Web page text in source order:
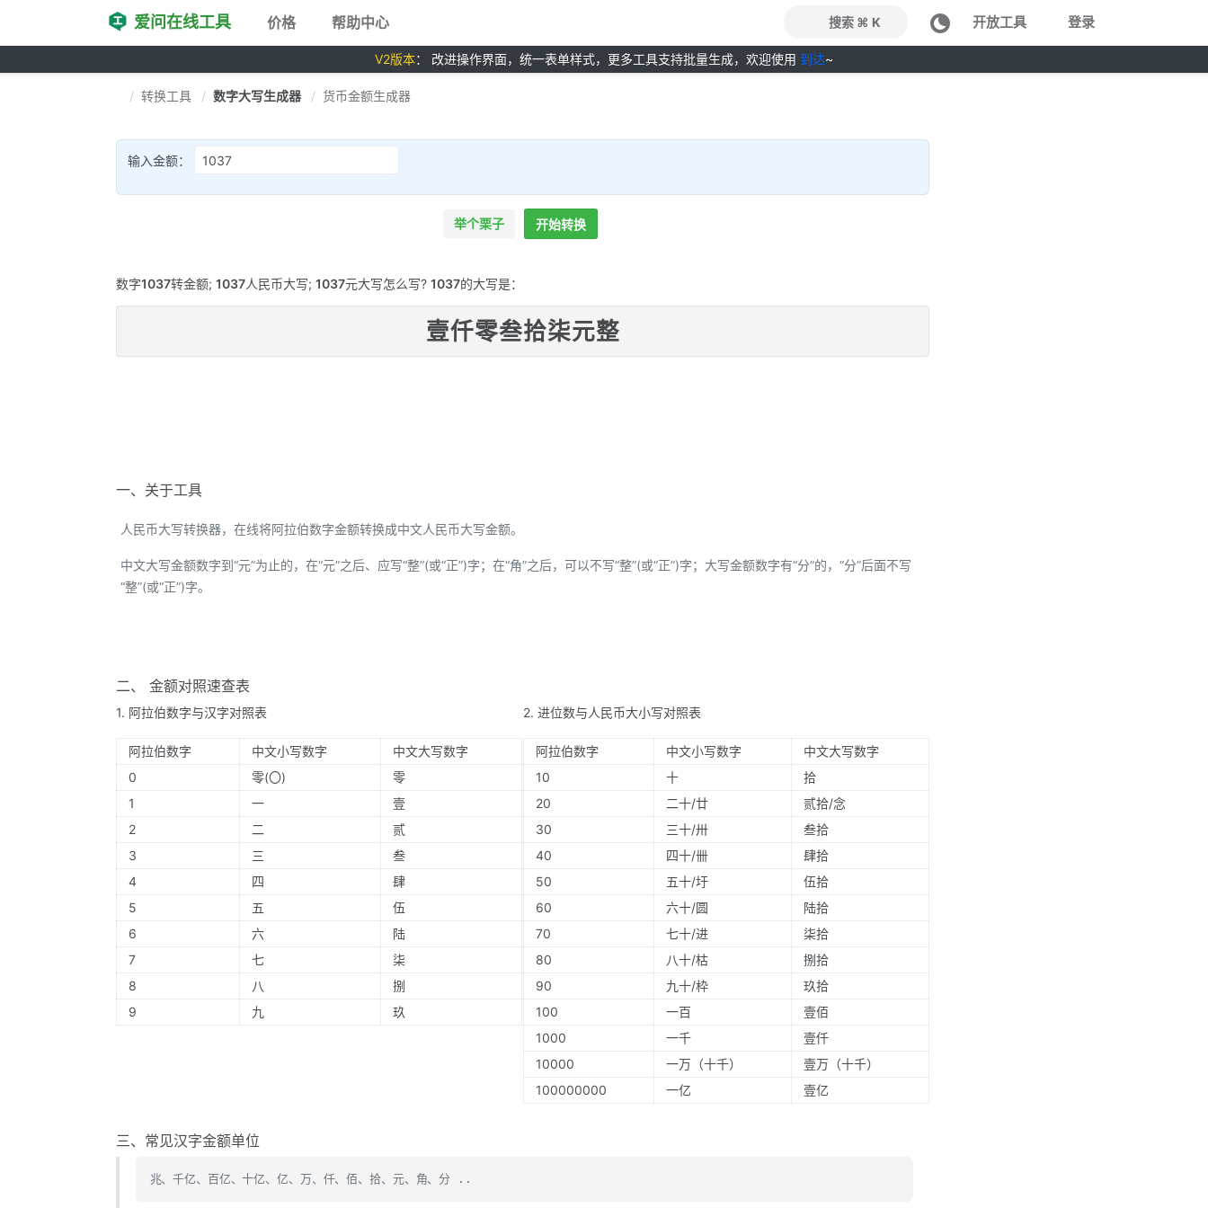
爱问在线工具 价格 帮助中心 搜索 ⌘ K 开放工具 登录
V2版本： 改进操作界面，统一表单样式，更多工具支持批量生成，欢迎使用 到达~
转换工具 数字大写生成器 货币金额生成器
输入金额：
举个栗子 开始转换
数字1037转金额; 1037人民币大写; 1037元大写怎么写? 1037的大写是：
壹仟零叁拾柒元整
一、关于工具
人民币大写转换器，在线将阿拉伯数字金额转换成中文人民币大写金额。
中文大写金额数字到“元”为止的，在“元”之后、应写“整”(或“正”)字；在“角”之后，可以不写“整”(或“正”)字；大写金额数字有“分”的，“分”后面不写
“整”(或“正”)字。
二、 金额对照速查表
1. 阿拉伯数字与汉字对照表
阿拉伯数字 中文小写数字
中文大写数字
0
零(〇)
零
1
一
壹
2
二
贰
3
三
叁
4
四
肆
5
五
伍
6
六
陆
7
七
柒
8
八
捌
9
九 玖
2. 进位数与人民币大小写对照表
阿拉伯数字 中文小写数字
中文大写数字
10
十
拾
20
二十/廿
贰拾/念
30
三十/卅
叁拾
40
四十/卌
肆拾
50
五十/圩
伍拾
60
六十/圆
陆拾
70
七十/进
柒拾
80
八十/枯
捌拾
90
九十/枠
玖拾
100
一百
壹佰
1000
一千
壹仟
10000
一万（十千）
壹万（十千）
100000000
一亿 壹亿
三、常见汉字金额单位
兆、千亿、百亿、十亿、亿、万、仟、佰、拾、元、角、分 ..